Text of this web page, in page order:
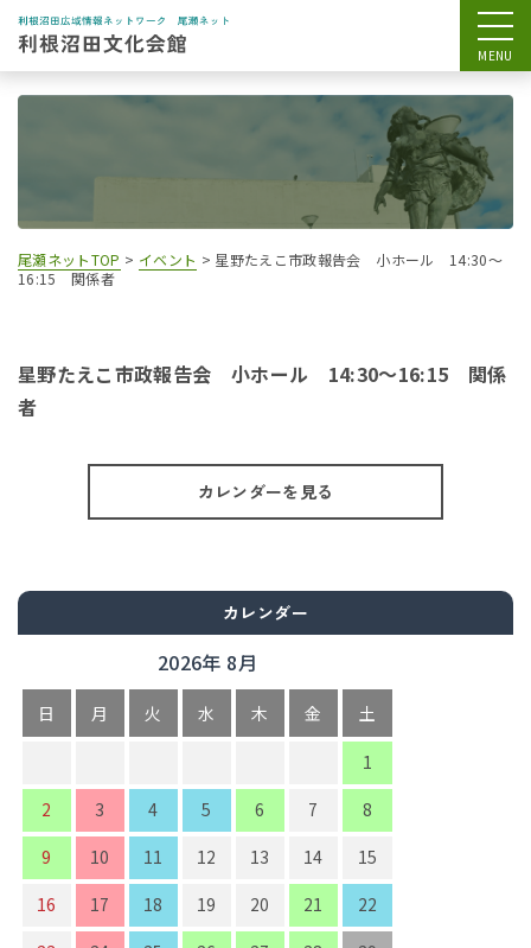
尾瀬ネットTOP > イベント > 星野たえこ市政報告会 小ホール 14:30～
16:15 関係者
星野たえこ市政報告会 小ホール 14:30～16:15 関係
者
カレンダーを見る
カレンダー
2026年 8月
日 月 火 水 木 金 土
1
2
3 4 5 6 7
8
9
10 11 12 13 14
15
16
17 18 19 20 21
22